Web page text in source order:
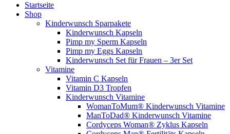
Startseite
Shop
Kinderwunsch Sparpakete
Kinderwunsch Kapseln
Pimp my Sperm Kapseln
Pimp my Eggs Kapseln
Kinderwunsch Set für Frauen – 3er Set
Vitamine
Vitamin C Kapseln
Vitamin D3 Tropfen
Kinderwunsch Vitamine
WomanToMum® Kinderwunsch Vitamine
ManToDad® Kinderwunsch Vitamine
Cordyceps Woman® Zyklus Kapseln